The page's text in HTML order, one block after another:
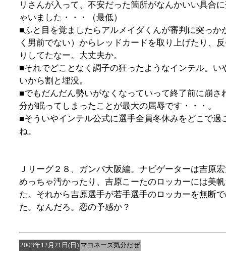
リさんが入って、不安だった箇所がなんかいい具合
ゃいました・・・（最低）
■ふと目を覚ましたらアルメイダくんが審判に突っ
く男前でない）からレッドカードを取り上げたり、
りしてたなー。大丈夫か。
■それでどことなく調子の狂ったようなインテル。
いから割と埋没。
■でもだんだん勢いがなくなっていって終了前に崩
分が眠ってしまったことが最大の屈辱です・・・。
■そういやインテル公式に選手全員冬休みをどこで
ね。
Ｊリーグ２８、ガンバ大阪編。ナビゲーターは吉原
めっちゃ汚かったり、吉原こーたのロッカーには美
た。それから吉原選手が若手選手のロッカーを無断
た。なんだろ。恋の予感か？
2003年12月21日(日) マヨネーズ気分だぜ